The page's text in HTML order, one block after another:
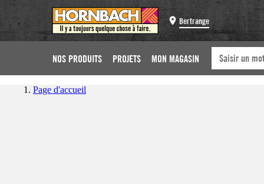
Bertrange
NOS PRODUITS PROJETS MON MAGASIN
Page d'accueil